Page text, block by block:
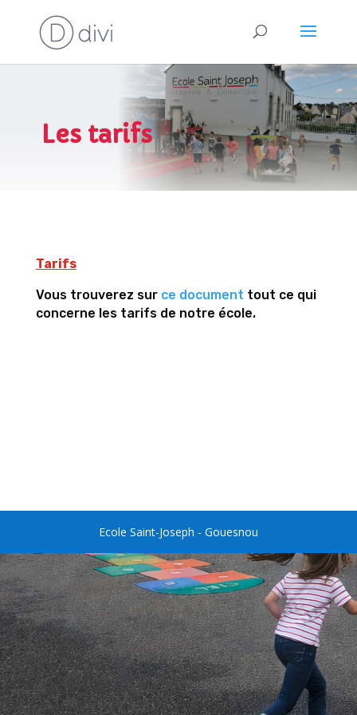
Les tarifs
Tarifs
Vous trouverez sur ce document tout ce qui
concerne les tarifs de notre école.
Ecole Saint-Joseph - Gouesnou